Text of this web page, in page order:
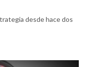
desde hace dos